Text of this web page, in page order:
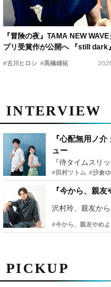
PICKUP
『冒険の夜』TAMA NEW
プリ受賞作が公開へ 『still dark
時上映決定
#古川ヒロシ #髙橋雄祐
INTERVIEW
『心配無用ノ
ュー
#田村ツトム #沙倉
『今から、親
沢村玲、親友か
#今から、親友やめよ